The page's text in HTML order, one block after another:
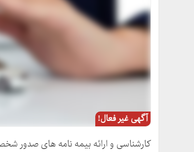
آگهی غیر فعال!
کارشناسی و ارائه بیمه نامه های صدور